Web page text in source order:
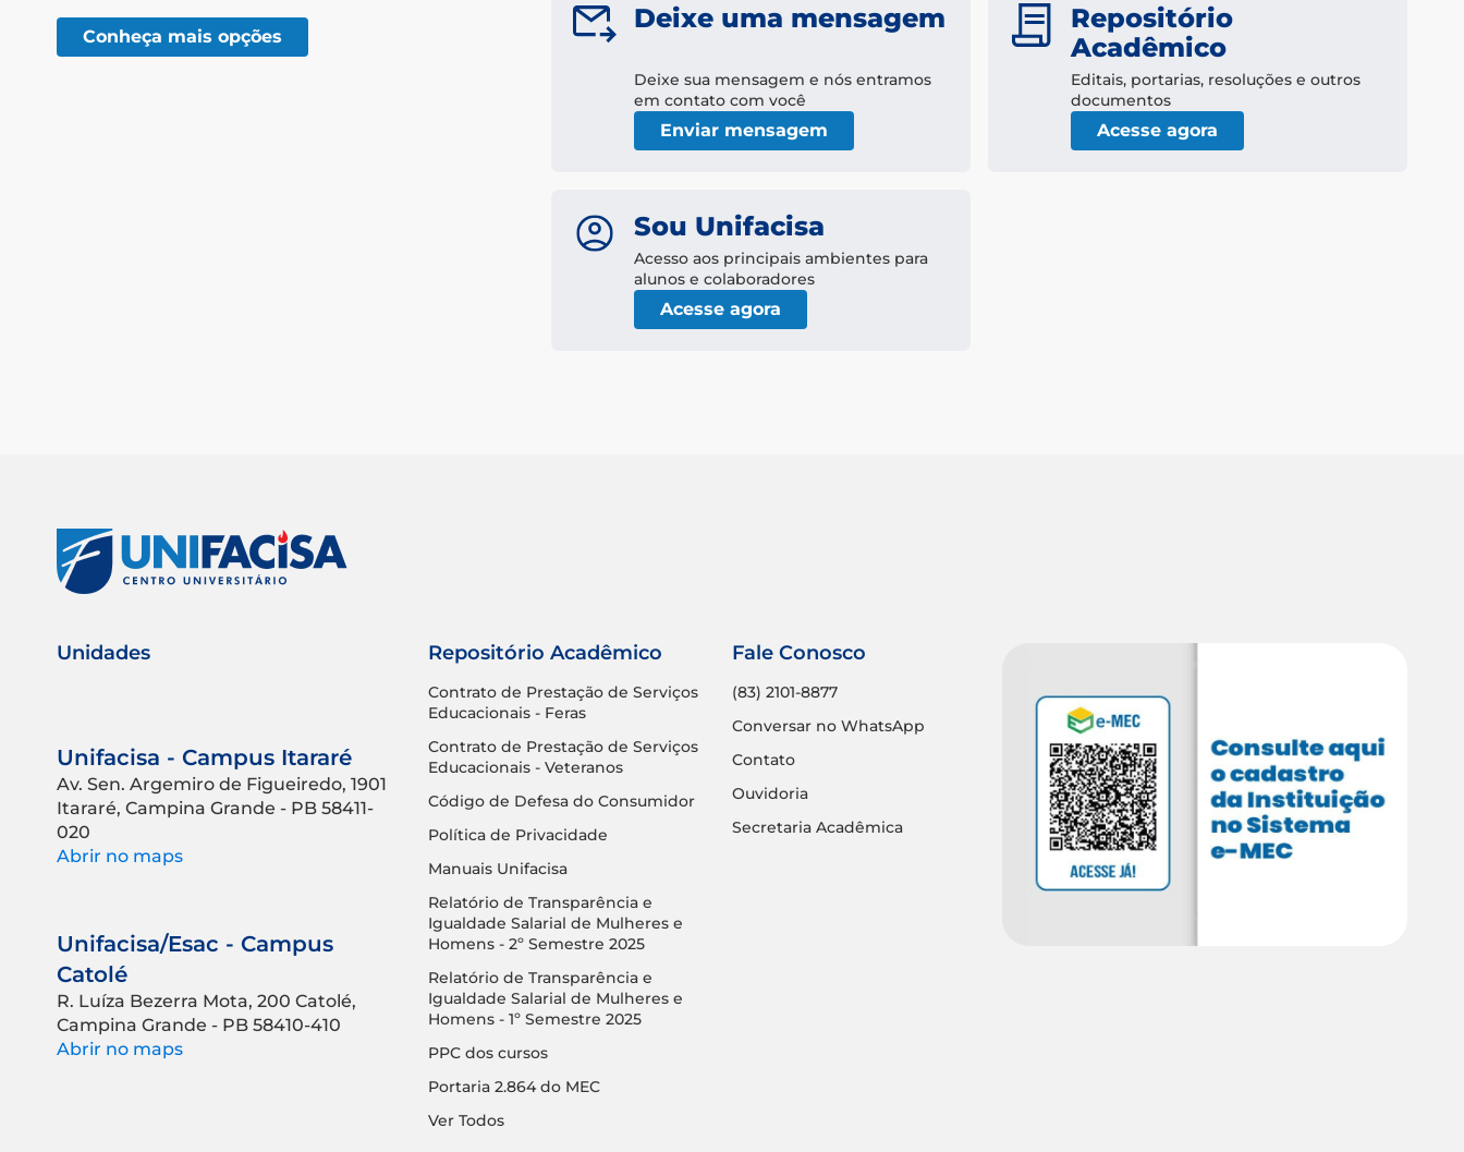
Conheça mais opções
Deixe uma mensagem
Deixe sua mensagem e nós entramos
em contato com você
Enviar mensagem
Repositório
Acadêmico
Editais, portarias, resoluções e outros
documentos
Acesse agora
Sou Unifacisa
Acesso aos principais ambientes para
alunos e colaboradores
Acesse agora
Unidades
Unifacisa - Campus Itararé
Av. Sen. Argemiro de Figueiredo, 1901
Itararé, Campina Grande - PB 58411-
020
Abrir no maps
Unifacisa/Esac - Campus
Catolé
R. Luíza Bezerra Mota, 200 Catolé,
Campina Grande - PB 58410-410
Abrir no maps
Repositório Acadêmico
Contrato de Prestação de Serviços
Educacionais - Feras
Contrato de Prestação de Serviços
Educacionais - Veteranos
Código de Defesa do Consumidor
Política de Privacidade
Manuais Unifacisa
Relatório de Transparência e
Igualdade Salarial de Mulheres e
Homens - 2º Semestre 2025
Relatório de Transparência e
Igualdade Salarial de Mulheres e
Homens - 1º Semestre 2025
PPC dos cursos
Portaria 2.864 do MEC
Ver Todos
Fale Conosco
(83) 2101-8877
Conversar no WhatsApp
Contato
Ouvidoria
Secretaria Acadêmica